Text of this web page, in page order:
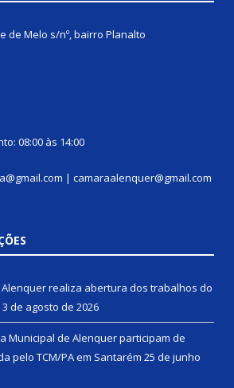
de Melo s/nº, bairro Planalto
08:00 às 14:00
| camaraalenquer@gmail.com
realiza abertura dos trabalhos do
3 de agosto de 2026
Municipal de Alenquer participam de
pelo TCM/PA em Santarém 25 de junho